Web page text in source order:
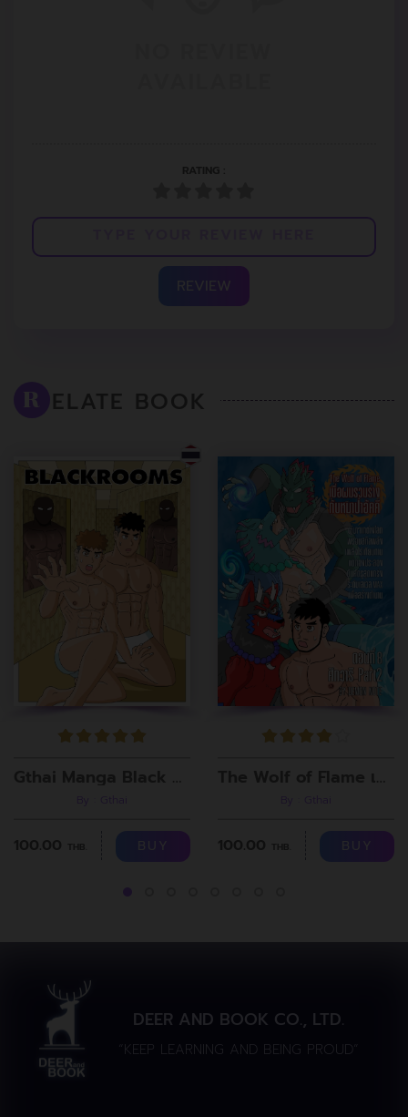
RATING :
REVIEW
R
BUY BUY
DEER AND BOOK CO., LTD.
“KEEP LEARNING AND BEING PROUD”